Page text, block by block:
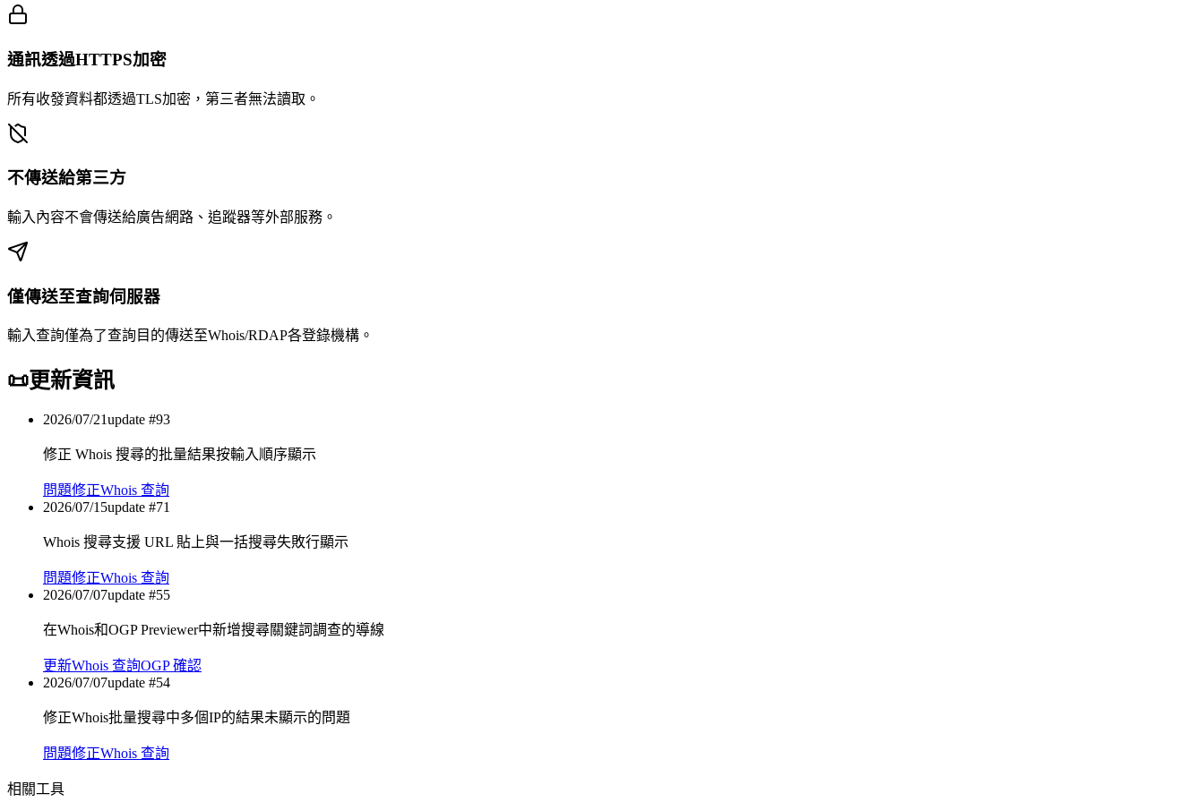
通訊透過HTTPS加密
所有收發資料都透過TLS加密，第三者無法讀取。
不傳送給第三方
輸入內容不會傳送給廣告網路、追蹤器等外部服務。
僅傳送至查詢伺服器
輸入查詢僅為了查詢目的傳送至Whois/RDAP各登錄機構。
📜更新資訊
2026/07/21update #93
修正 Whois 搜尋的批量結果按輸入順序顯示
問題修正Whois 查詢
2026/07/15update #71
Whois 搜尋支援 URL 貼上與一括搜尋失敗行顯示
問題修正Whois 查詢
2026/07/07update #55
在Whois和OGP Previewer中新增搜尋關鍵詞調查的導線
更新Whois 查詢OGP 確認
2026/07/07update #54
修正Whois批量搜尋中多個IP的結果未顯示的問題
問題修正Whois 查詢
相關工具